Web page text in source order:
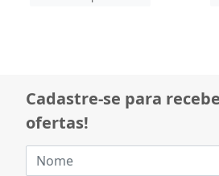
Cadastre-se para
ofertas!